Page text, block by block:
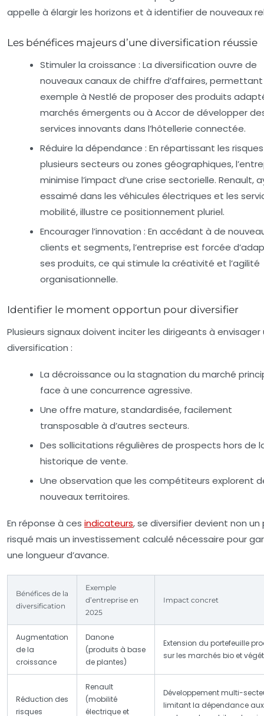
appelle à élargir les horizons et à identifier de nouveaux
Les bénéfices majeurs d’une diversification réussie
Stimuler la croissance : La diversification ouvre de
nouveaux canaux de chiffre d’affaires,
exemple à Nestlé de proposer des produits
marchés émergents ou à Accor de développer
services innovants dans l’hôtellerie connectée.
Réduire la dépendance : En répartissant les
plusieurs secteurs ou zones géographiques,
minimise l’impact d’une crise sectorielle. Renault,
essaimé dans les véhicules électriques et les
mobilité, illustre ce positionnement pluriel.
Encourager l’innovation : En accédant à de
clients et segments, l’entreprise est forcée
ses produits, ce qui stimule la créativité et l’agilité
organisationnelle.
Identifier le moment opportun pour diversifier
Plusieurs signaux doivent inciter les dirigeants à envisager
diversification :
La décroissance ou la stagnation du marché
face à une concurrence agressive.
Une offre mature, standardisée, facilement
transposable à d’autres secteurs.
Des sollicitations régulières de prospects hors de
historique de vente.
Une observation que les compétiteurs explorent
nouveaux territoires.
En réponse à ces indicateurs, se diversifier devient non un
risqué mais un investissement calculé nécessaire pour
une longueur d’avance.
Bénéfices de la
diversification
Exemple
d’entreprise en
2025
Impact concret
Augmentation
de la
croissance
Danone
(produits à base
de plantes)
Extension du portefeuille
sur les marchés bio et
Réduction des
risques
Renault
(mobilité
électrique et
Développement multi-
limitant la dépendance aux